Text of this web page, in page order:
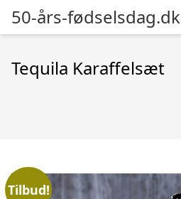
50-års-fødselsdag.dk
Tequila Karaffelsæt
Tilbud!